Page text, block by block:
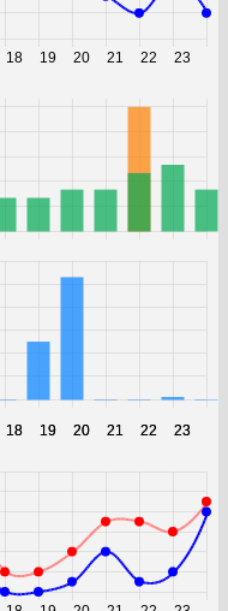
18 19 20 21 22 23
18 19 20 21 22 23
18 19 20 21 22 23